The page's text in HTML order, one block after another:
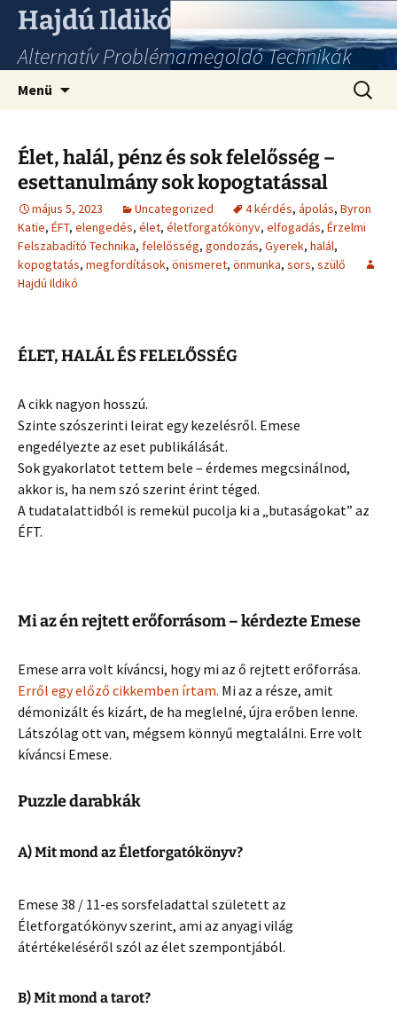
Hajdú Ildikó
Alternatív Problémamegoldó Technikák
Menü
Élet, halál, pénz és sok felelősség –
esettanulmány sok kopogtatással
május 5, 2023 Uncategorized 4 kérdés, ápolás, Byron
Katie, ÉFT, elengedés, élet, életforgatókönyv, elfogadás, Érzelmi
Felszabadító Technika, felelősség, gondozás, Gyerek, halál,
kopogtatás, megfordítások, önismeret, önmunka, sors, szülő
Hajdú Ildikó
ÉLET, HALÁL ÉS FELELŐSSÉG
A cikk nagyon hosszú.
Szinte szószerinti leirat egy kezelésről. Emese
engedélyezte az eset publikálását.
Sok gyakorlatot tettem bele – érdemes megcsinálnod,
akkor is, ha nem szó szerint érint téged.
A tudatalattidból is remekül pucolja ki a „butaságokat” az
ÉFT.
Mi az én rejtett erőforrásom – kérdezte Emese
Emese arra volt kíváncsi, hogy mi az ő rejtett erőforrása.
Erről egy előző cikkemben írtam. Mi az a része, amit
démonizált és kizárt, de ha meglelné, újra erőben lenne.
Látszólag ott van, mégsem könnyű megtalálni. Erre volt
kíváncsi Emese.
Puzzle darabkák
A) Mit mond az Életforgatókönyv?
Emese 38 / 11-es sorsfeladattal született az
Életforgatókönyv szerint, ami az anyagi világ
átértékeléséről szól az élet szempontjából.
B) Mit mond a tarot?